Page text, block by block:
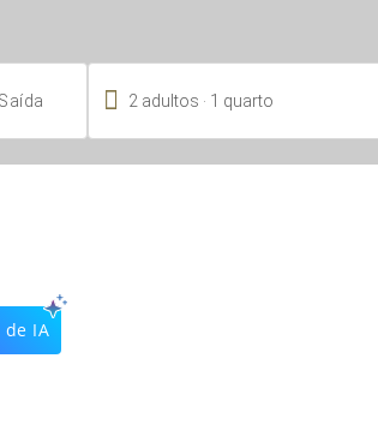
Saída  2 adultos 1 quarto
de IA